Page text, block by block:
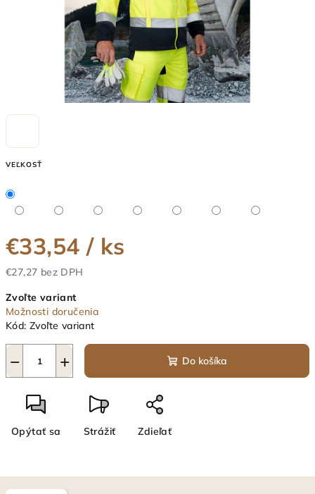
VEĽKOSŤ
€33,54 / ks
€27,27 bez DPH
cena:
Zvoľte variant
Možnosti doručenia
Kód: Zvoľte variant
+
− Do košíka
Opýtať sa Strážiť Zdieľať